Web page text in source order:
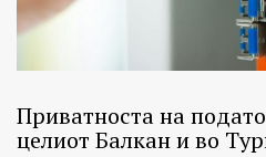
Приватноста на
целиот Балкан и во